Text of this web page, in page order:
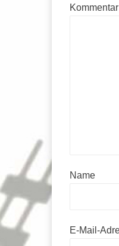
Kommentar
Name
E-Mail-